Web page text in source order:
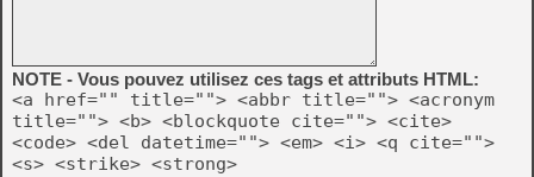
NOTE - Vous pouvez utilisez ces tags et attributs HTML:
<a href="" title=""> <abbr title=""> <acronym
title=""> <b> <blockquote cite=""> <cite>
<code> <del datetime=""> <em> <i> <q cite="">
<s> <strike> <strong>